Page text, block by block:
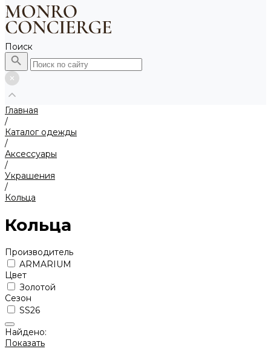
Поиск
Главная
/
Каталог одежды
/
Аксессуары
/
Украшения
/
Кольца
Кольца
Производитель
ARMARIUM
Цвет
Золотой
Сезон
SS26
Найдено:
Показать